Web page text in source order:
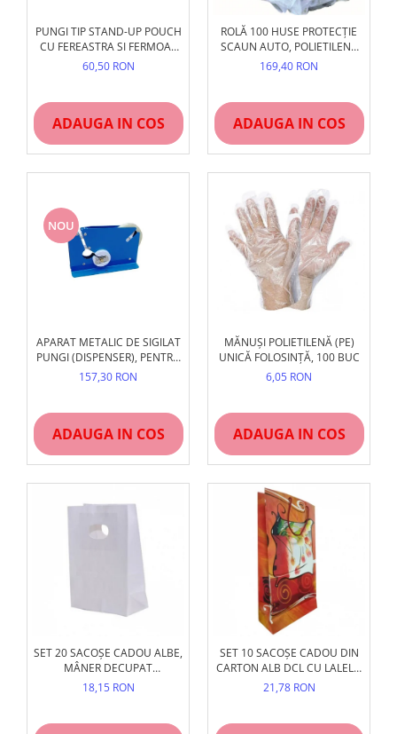
PUNGI TIP STAND-UP POUCH
CU FEREASTRA SI FERMOAR
ZIPLOCK
60,50 RON
ADAUGA IN COS
ROLĂ 100 HUSE PROTECȚIE
SCAUN AUTO, POLIETILENĂ
(LDPE), MĂRIME UNIVERSALĂ,
169,40 RON
ADAUGA IN COS
NOU
APARAT METALIC DE SIGILAT
PUNGI (DISPENSER), PENTRU
BANDĂ DE 9MM
157,30 RON
ADAUGA IN COS
MĂNUȘI POLIETILENĂ (PE)
UNICĂ FOLOSINȚĂ, 100 BUC
6,05 RON
ADAUGA IN COS
SET 20 SACOȘE CADOU ALBE,
MÂNER DECUPAT
RANFORSAT, HÂRTIE
18,15 RON
SET 10 SACOȘE CADOU DIN
CARTON ALB DCL CU LALELE,
15X6X28 CM
21,78 RON